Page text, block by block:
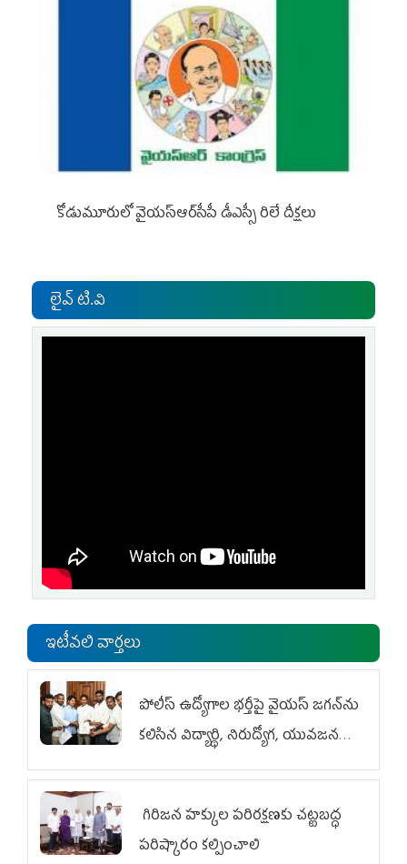
కోడుమూరులో వైయ‌స్ఆర్‌సీపీ డీఎస్సీ రిలే దీక్షలు
లైవ్ టి.వి
ఇటీవలి వార్తలు
పోలీస్ ఉద్యోగాల భర్తీపై వైయస్ జగన్‌ను
కలిసిన విద్యార్థి, నిరుద్యోగ, యువజన
జేఏసీ
గిరిజన హక్కుల పరిరక్షణకు చట్టబద్ధ
పరిష్కారం కల్పించాలి